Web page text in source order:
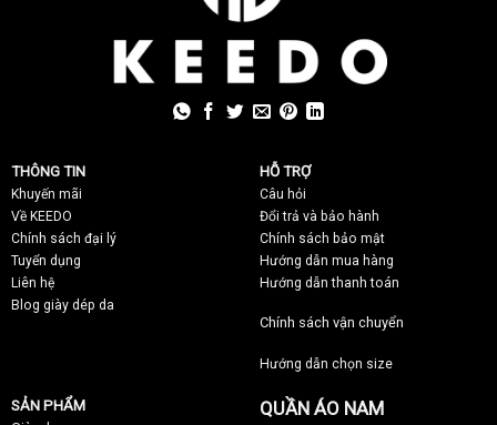
THÔNG TIN
Khuyến mãi
Về KEEDO
Chính sách đại lý
Tuyển dụng
Liên hệ
Blog giày dép da
HỖ TRỢ
Câu hỏi
Đổi trả và bảo hành
Chính sách bảo mật
Hướng dẫn mua hàng
Hướng dẫn thanh toán
Chính sách vận chuyển
Hướng dẫn chọn size
SẢN PHẨM QUẦN ÁO NAM